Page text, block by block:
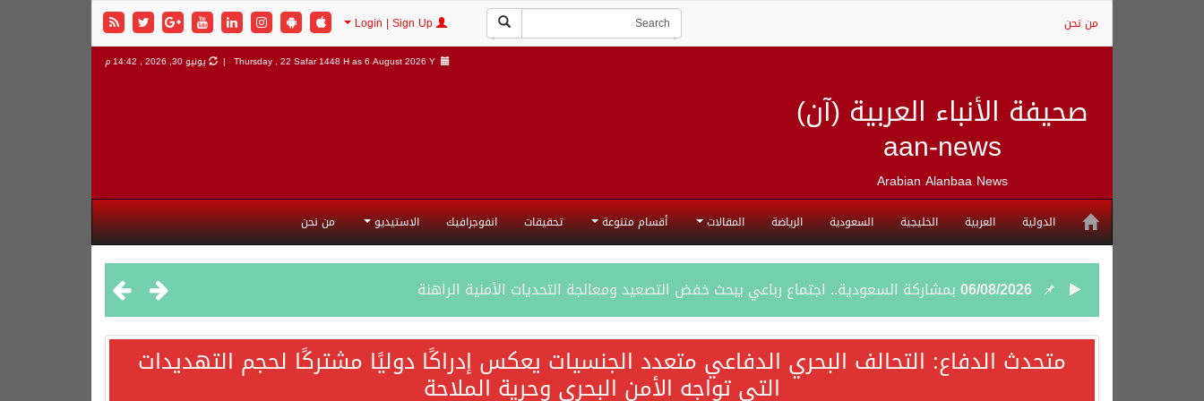
من نحن
صحيفة الأنباء العربية (آن)
aan-news
Arabian Alanbaa News
Thursday , 22 Safar 1448 H as6 August 2026 Y | يونيو 30, 2026 , 14:42 م
الدولية العربية الخليجية السعودية الرياضة المقالات أقسام متنوعة تحقيقات انفوجرافيك الاستيديو من نحن
06/08/2026 بمشاركة السعودية.. اجتماع رباعي يبحث خفض التصعيد ومعالجة التحديات الأمنية الراهنة
05/08/2026وزير الخارجية السعودي: جميع إجراءات إسرائيل الأحادية في أراضي فلسطين باطلة
متحدث الدفاع: التحالف البحري الدفاعي متعدد الجنسيات يعكس إدراكًا دوليًا مشتركًا لحجم التهديدات
التي تواجه الأمن البحري وحرية الملاحة